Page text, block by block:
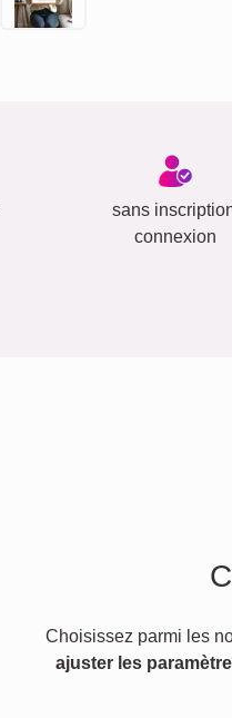
sans
connexion
Choisissez parmi les
ajuster les